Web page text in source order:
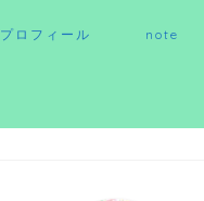
プロフィール note